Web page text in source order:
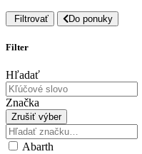
Filtrovať Do ponuky
Filter
Hľadať
Značka
Zrušiť výber
Abarth